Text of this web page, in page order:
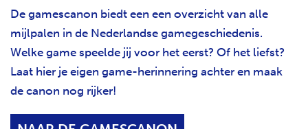
De gamescanon biedt een een overzicht van alle
mijlpalen in de Nederlandse gamegeschiedenis.
Welke game speelde jij voor het eerst? Of het liefst?
Laat hier je eigen game-herinnering achter en maak
de canon nog rijker!